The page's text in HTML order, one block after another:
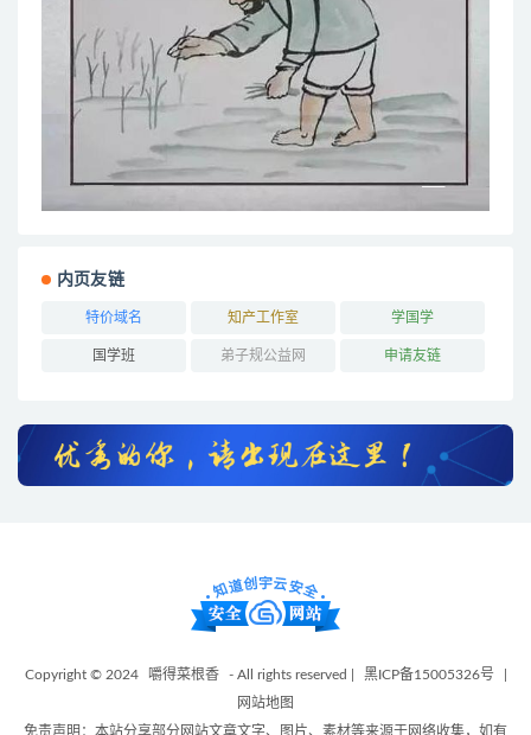
内页友链
特价域名 知产工作室 学国学
国学班 弟子规公益网 申请友链
Copyright © 2024 嚼得菜根香 - All rights reserved | 黑ICP备15005326号
网站地图
免责声明：本站分享部分网站文章文字、图片、素材等来源于网络收集，如有